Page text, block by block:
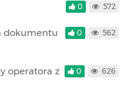
0 572
dokumentu
0 562
operatora z
0 626